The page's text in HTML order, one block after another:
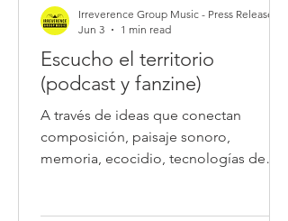
Escucho el territorio
(podcast y fanzine)
A través de ideas que conectan
composición, paisaje sonoro,
memoria, ecocidio, tecnologías de
Irreverence Group Music - Press Release
Jun 3
1 min read